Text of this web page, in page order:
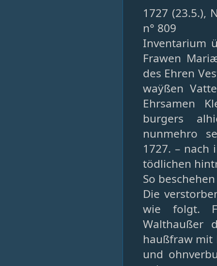
1727 (23.5.),
n° 809
Inventarium
Frawen
des Ehren
waÿßen
Ehrsamen
burgers
nunmehro
1727. – nach
tödlichen
So
Die
wie folgt.
Walthaußer
haußfraw mit
und